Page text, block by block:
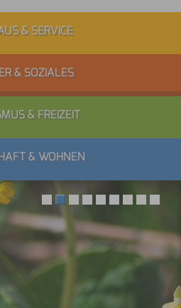
& SERVICE
& SOZIALES
& FREIZEIT
& WOHNEN